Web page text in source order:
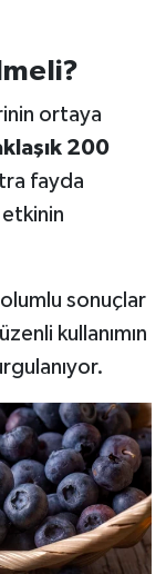
ortaya
200
fayda
sonuçlar
kullanımın